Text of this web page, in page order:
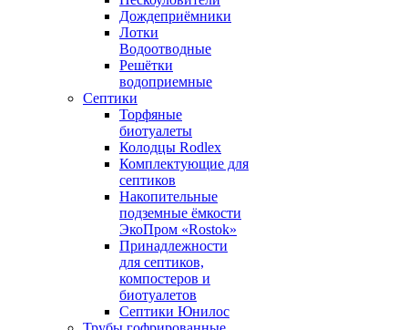
Дождеприёмники
Лотки
Водоотводные
Решётки
водоприемные
Септики
Торфяные
биотуалеты
Колодцы Rodlex
Комплектующие для
септиков
Накопительные
подземные ёмкости
ЭкоПром «Rostok»
Принадлежности
для септиков,
компостеров и
биотуалетов
Септики Юнилос